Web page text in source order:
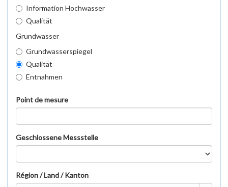
Information Hochwasser
Qualität
Grundwasser
Grundwasserspiegel
Qualität
Entnahmen
Point de mesure
Geschlossene Messstelle
Région / Land / Kanton